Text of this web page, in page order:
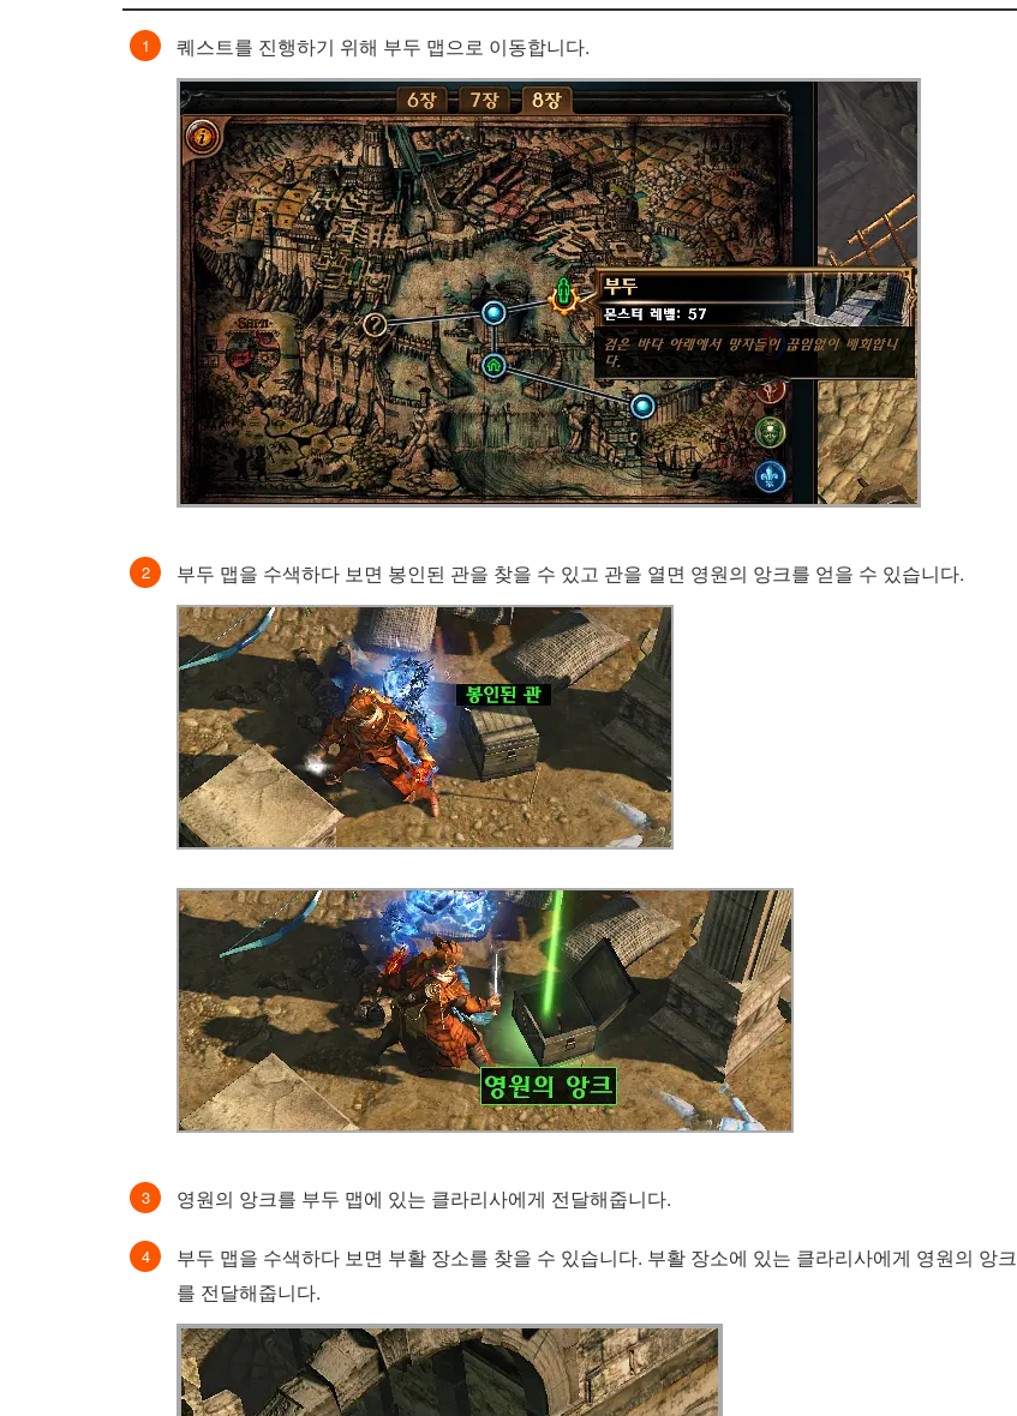
퀘스트를 진행하기 위해 부두 맵으로 이동합니다.
부두 맵을 수색하다 보면 봉인된 관을 찾을 수 있고 관을 열면 영원의 앙크를 얻을 수 있습니다.
영원의 앙크를 부두 맵에 있는 클라리사에게 전달해줍니다.
부두 맵을 수색하다 보면 부활 장소를 찾을 수 있습니다. 부활 장소에 있는 클라리사에게 영원의 앙크
를 전달해줍니다.